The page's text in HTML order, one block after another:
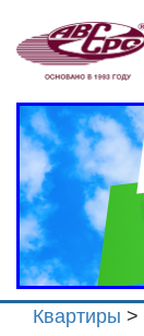
Квартиры >